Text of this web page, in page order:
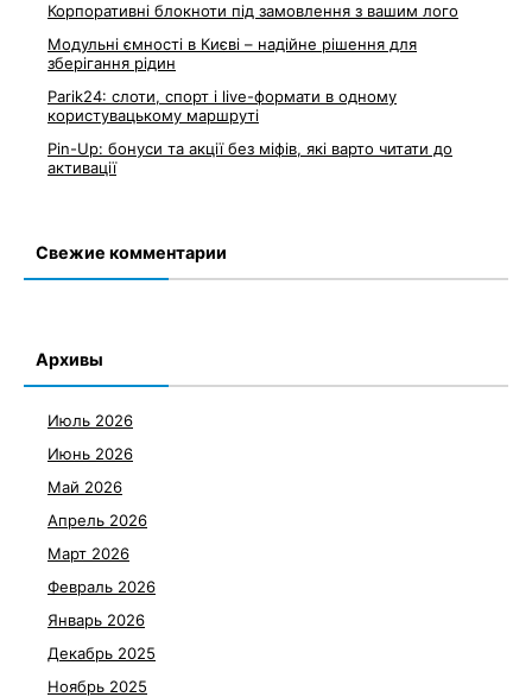
Корпоративні блокноти під замовлення з вашим лого
Модульні ємності в Києві – надійне рішення для
зберігання рідин
Parik24: слоти, спорт і live-формати в одному
користувацькому маршруті
Pin-Up: бонуси та акції без міфів, які варто читати до
активації
Свежие комментарии
Архивы
Июль 2026
Июнь 2026
Май 2026
Апрель 2026
Март 2026
Февраль 2026
Январь 2026
Декабрь 2025
Ноябрь 2025